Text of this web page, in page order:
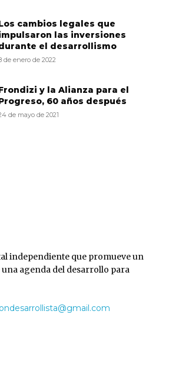
cambios legales que
las inversiones
el desarrollismo
de enero de 2022
y la Alianza para el
60 años después
de mayo de 2021
independiente que promueve un
agenda del desarrollo para